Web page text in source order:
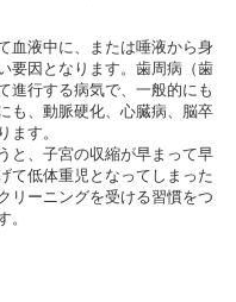
血液中に、または唾液から身
要因となります。歯周病（歯
進行する病気で、一般的にも
も、動脈硬化、心臓病、脳卒
ます。
と、子宮の収縮が早まって早
て低体重児となってしまった
リーニングを受ける習慣をつ
。